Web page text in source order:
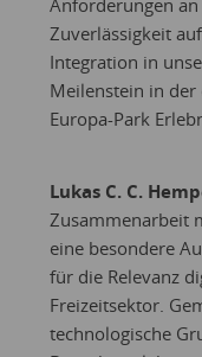
Anforderungen
Zuverlässigkeit
Integration in
Meilenstein in
Europa-Park
Lukas C. C.
Zusammenarbeit
eine besondere
für die Relevanz
Freizeitsektor.
technologische